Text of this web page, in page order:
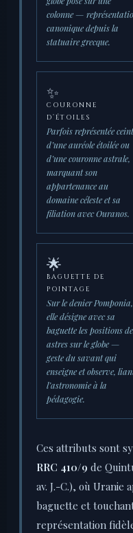
colonne —
canonique depuis la
statuaire grecque.
✨
COURONNE
D’ÉTOILES
Parfois représentée
d’une auréole étoilée ou
d’une couronne astrale,
marquant son
appartenance au
domaine céleste et sa
filiation avec Ouranos.
🌟
BAGUETTE DE
POINTAGE
Sur le denier Pomponia,
elle désigne avec sa
baguette les positions
astres sur le globe —
geste du savant qui
enseigne et observe,
l’astronomie à la
pédagogie.
Ces attributs sont
RRC 410/9 de
av. J.-C.), où
baguette et
représentation